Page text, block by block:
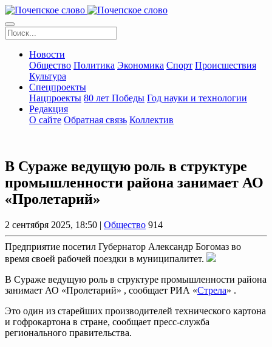
Новости
Общество Политика Экономика Спорт Происшествия
Культура
Спецпроекты
Нацпроекты 80 лет Победы Год науки и технологии
Редакция
О сайте Обратная связь Коллектив
В Сураже ведущую роль в структуре
промышленности района занимает АО
«Пролетарий»
2 сентября 2025, 18:50 | Общество 914
Предприятие посетил Губернатор Александр Богомаз во
время своей рабочей поездки в муниципалитет.
В Сураже ведущую роль в структуре промышленности района
занимает АО «Пролетарий» , сообщает РИА «Стрела» .
Это один из старейших производителей технического картона
и гофрокартона в стране, сообщает пресс-служба
регионального правительства.